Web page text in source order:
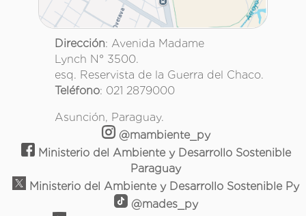
Dirección: Avenida Madame
Lynch N° 3500.
esq. Reservista de la Guerra del Chaco.
Teléfono: 021 2879000
Asunción, Paraguay.
@mambiente_py
Ministerio del Ambiente y Desarrollo Sostenible
Paraguay
Ministerio del Ambiente y Desarrollo Sostenible Py
@mades_py